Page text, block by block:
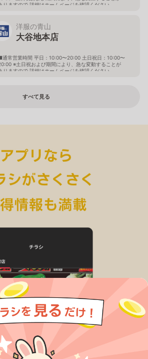
りますので 詳細はホームページを確認ください
洋服の青山
大谷地本店
通常営業時間 平日：10:00〜20:00 土日祝日：10:00〜
※土日祝および期間により、急な変動することが
りますので 詳細はホームページを確認ください
すべて見る